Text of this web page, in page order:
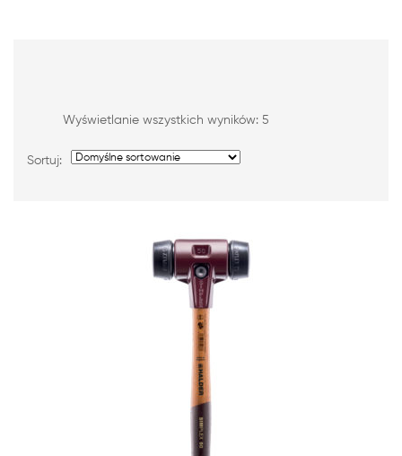
Wyświetlanie wszystkich wyników: 5
Sortuj: